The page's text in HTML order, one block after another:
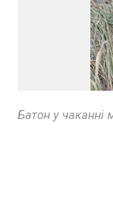
Батон у чаканні